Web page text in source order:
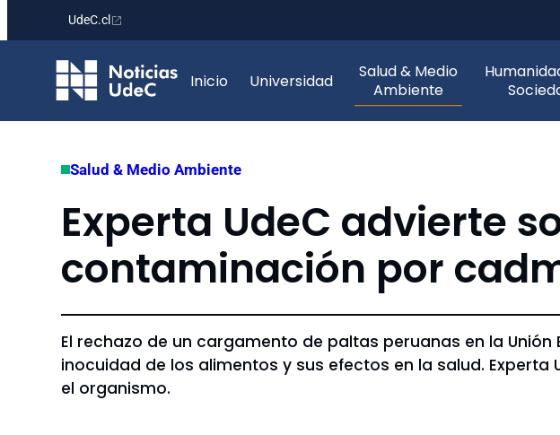
contenido
UdeC.cl
Inicio Universidad
Salud & Medio
Ambiente
Salud & Medio Ambiente
Experta UdeC advierte
contaminación por
El rechazo de un cargamento de paltas peruanas en la
inocuidad de los alimentos y sus efectos en la salud.
el organismo.